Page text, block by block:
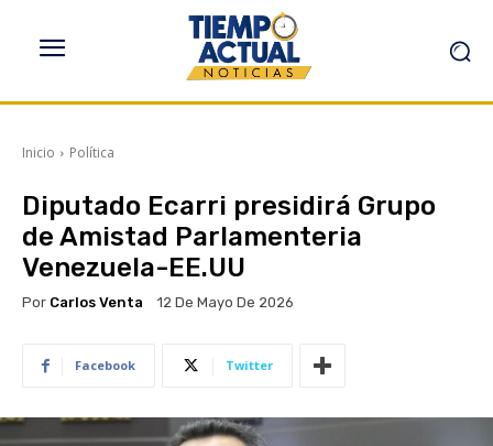
Inicio Política
Diputado Ecarri presidirá Grupo
de Amistad Parlamenteria
Venezuela-EE.UU
Por Carlos Venta 12 De Mayo De 2026
Facebook Twitter